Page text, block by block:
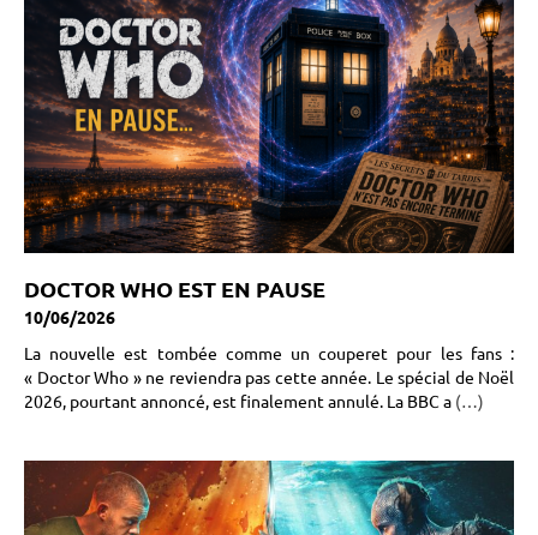
DOCTOR WHO EST EN PAUSE
10/06/2026
La nouvelle est tombée comme un couperet pour les fans :
« Doctor Who » ne reviendra pas cette année. Le spécial de Noël
2026, pourtant annoncé, est finalement annulé. La BBC a (…)